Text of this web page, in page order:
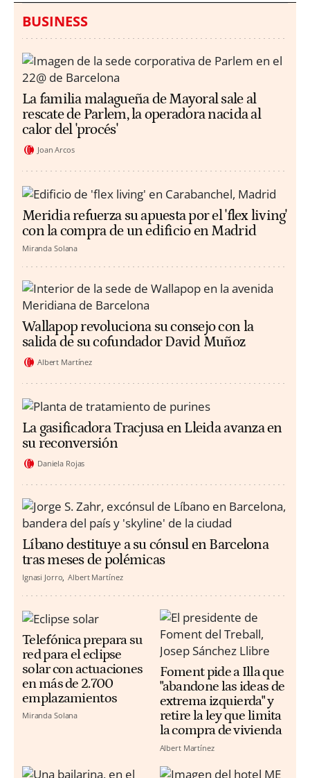
BUSINESS
La familia malagueña de Mayoral sale al
rescate de Parlem, la operadora nacida al
calor del 'procés'
Joan Arcos
Meridia refuerza su apuesta por el 'flex living'
con la compra de un edificio en Madrid
Miranda Solana
Wallapop revoluciona su consejo con la
salida de su cofundador David Muñoz
Albert Martínez
La gasificadora Tracjusa en Lleida avanza en
su reconversión
Daniela Rojas
Líbano destituye a su cónsul en Barcelona
tras meses de polémicas
Ignasi Jorro Albert Martínez
Telefónica prepara su
red para el eclipse
solar con actuaciones
en más de 2.700
emplazamientos
Miranda Solana
Foment pide a Illa que
"abandone las ideas de
extrema izquierda" y
retire la ley que limita
la compra de vivienda
Albert Martínez